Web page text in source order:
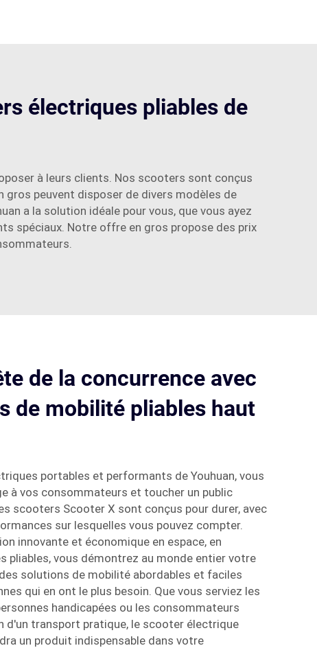
électriques pliables de
à leurs clients. Nos scooters sont conçus
peuvent disposer de divers modèles de
a la solution idéale pour vous, que vous ayez
spéciaux. Notre offre en gros propose des prix
de la concurrence avec
de mobilité pliables haut
portables et performants de Youhuan, vous
à vos consommateurs et toucher un public
scooters Scooter X sont conçus pour durer, avec
sur lesquelles vous pouvez compter.
innovante et économique en espace, en
pliables, vous démontrez au monde entier votre
solutions de mobilité abordables et faciles
qui en ont le plus besoin. Que vous serviez les
handicapées ou les consommateurs
d'un transport pratique, le scooter électrique
un produit indispensable dans votre